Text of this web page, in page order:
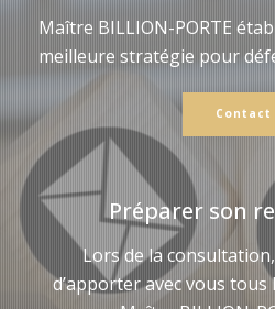
Maître BILLION-PORTE
meilleure stratégie pour
Contact
Préparer son
Lors de la
d’apporter avec vous